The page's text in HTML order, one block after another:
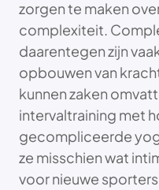
zorgen te maken
complexiteit.
daarentegen zijn
opbouwen van
kunnen zaken
intervaltraining met
gecompliceerde
ze misschien wat
voor nieuwe